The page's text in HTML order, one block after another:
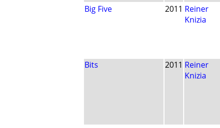
Big Five 2011 Reiner
Knizia
Bits 2011 Reiner
Knizia